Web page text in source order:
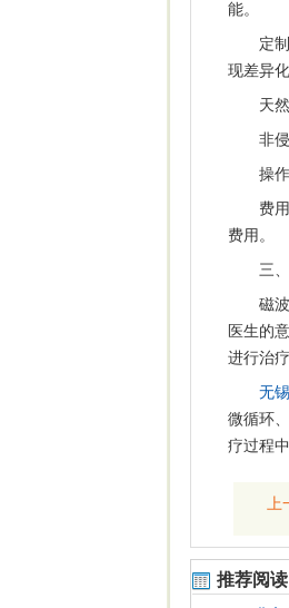
能。
定制化
现差异化
天然中
非侵入
操作简
费用相
费用。
三、
磁波塌
医生的
进行治疗
无
微循环
疗过程
上
推荐阅读